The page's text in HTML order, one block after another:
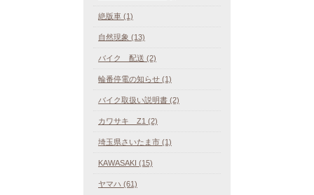
絶版車 (1)
自然現象 (13)
バイク 配送 (2)
輪番停電の知らせ (1)
バイク取扱い説明書 (2)
カワサキ Z1 (2)
埼玉県さいたま市 (1)
KAWASAKI (15)
ヤマハ (61)